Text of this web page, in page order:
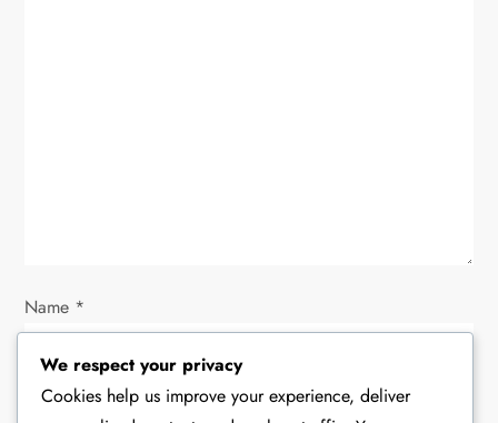
Name *
We respect your privacy
Cookies help us improve your experience, deliver